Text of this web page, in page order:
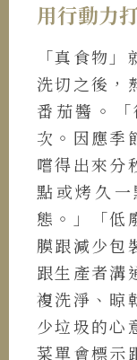
用行動力
「真食物
洗切之後，
番茄醬。
次。因應季
嚐得出來分
點或烤久
態。」「低
膜跟減少包
跟生產者溝
複洗淨、晾
少垃圾的心
菜單會標示